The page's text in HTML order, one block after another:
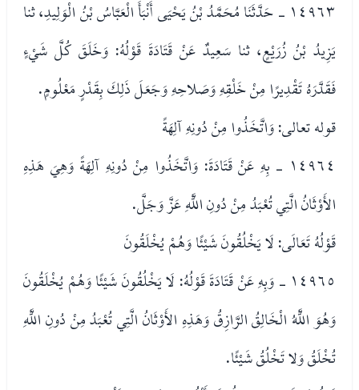
١٤٩٦٣ - حَدَّثَنَا مُحَمَّدُ بْنُ يَحْيَى أَنْبَأَ الْعَبَّاسُ بْنُ الْوَلِيدِ، ثنا
يَزِيدُ بْنُ زُرَيْعٍ، ثنا سَعِيدٌ عَنْ قَتَادَةَ قَوْلُهُ: وَخَلَقَ كُلَّ شَيْءٍ
فَقَدَّرَهُ تَقْدِيرًا مِنْ خَلْقِهِ وَصَلاحِهِ وَجَعَلَ ذَلِكَ بِقَدْرٍ مَعْلُومٍ.
قوله تعالى: وَاتَّخَذُوا مِنْ دُونِهِ آلِهَةً
١٤٩٦٤ - بِهِ عَنْ قَتَادَةَ: وَاتَّخَذُوا مِنْ دُونِهِ آلِهَةً وَهِيَ هَذِهِ
الأَوْثَانُ الَّتِي تُعْبَدُ مِنْ دُونِ اللَّهِ عَزَّ وَجَلَّ.
قَوْلُهُ تَعَالَى: لَا يَخْلُقُونَ شَيْئًا وَهُمْ يُخْلَقُونَ
١٤٩٦٥ - وَبِهِ عَنْ قَتَادَةَ قَوْلُهُ: لَا يَخْلُقُونَ شَيْئًا وَهُمْ يُخْلَقُونَ
وَهُوَ اللَّهُ الْخَالِقُ الرَّازِقُ وَهَذِهِ الأَوْثَانُ الَّتِي تُعْبَدُ مِنْ دُونِ اللَّهِ
تُخْلَقُ وَلا تَخْلُقُ شَيْئًا.